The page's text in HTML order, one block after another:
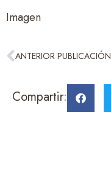
Imagen
ANTERIOR PUBLICACIÓN
Compartir: